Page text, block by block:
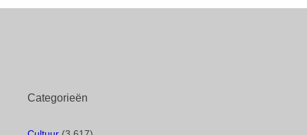
Categorieën